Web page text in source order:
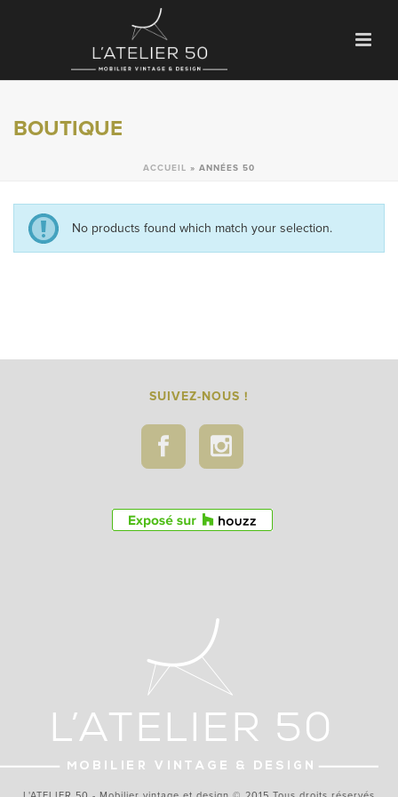
BOUTIQUE
ACCUEIL » ANNÉES 50
No products found which match your selection.
SUIVEZ-NOUS !